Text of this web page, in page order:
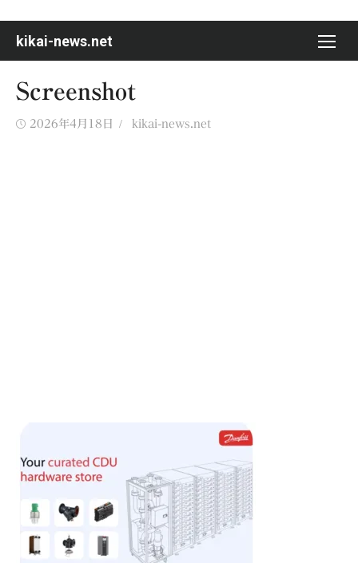
content
kikai-news.net
Screenshot
Posted
2026年4月18日 Author
kikai-news.net